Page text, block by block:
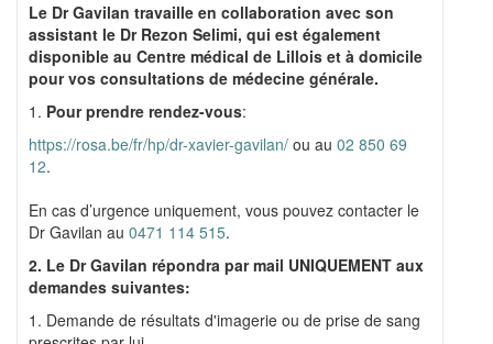
Le Dr Gavilan travaille en collaboration avec son
assistant le Dr Rezon Selimi, qui est également
disponible au Centre médical de Lillois et à domicile
pour vos consultations de médecine générale.
1. Pour prendre rendez-vous:
https://rosa.be/fr/hp/dr-xavier-gavilan/ ou au 02 850 69
12.
En cas d’urgence uniquement, vous pouvez contacter le
Dr Gavilan au 0471 114 515.
2. Le Dr Gavilan répondra par mail UNIQUEMENT aux
demandes suivantes:
1. Demande de résultats d'imagerie ou de prise de sang